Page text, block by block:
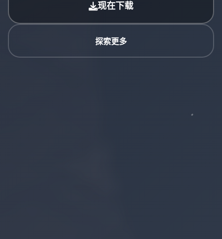
现在下载
探索更多